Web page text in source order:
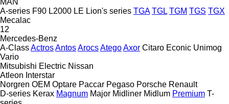
A-series F90 L2000 LE Lion's series TGA TGL TGM TGS TGX
Mecalac
12
Mercedes-Benz
A-ClassActrosAntosArocsAtegoAxor Citaro Econic Unimog
Vario
Mitsubishi Electric Nissan
Atleon Interstar
Norgren OEM Optare Paccar Pegaso Porsche Renault
D-series Kerax Magnum Major Midliner Midlum Premium T-